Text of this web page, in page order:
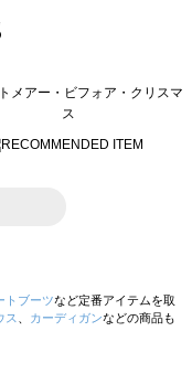
トブーツなど定番アイテムを取
ス カーディガンなどの商品も